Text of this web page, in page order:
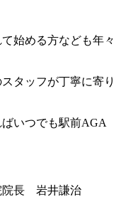
始める方なども年々
タッフが丁寧に寄り
いつでも駅前AGA
長 岩井謙治